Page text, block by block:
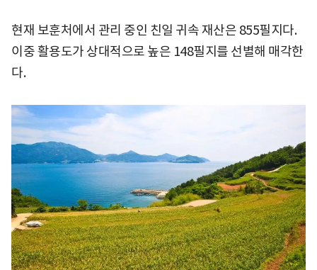
현재 보훈처에서 관리 중인 친일 귀속 재산은 855필지다.
이중 활용도가 상대적으로 높은 148필지를 선별해 매각한
다.